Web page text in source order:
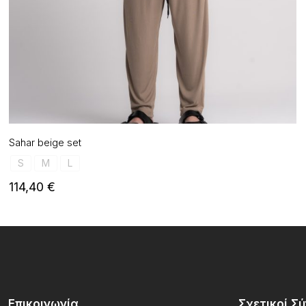
Sahar beige set
S M L
114,40€